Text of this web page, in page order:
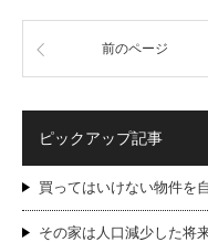
前のページ
ピックアップ記事
買ってはいけない物件を
その家は人口減少した将